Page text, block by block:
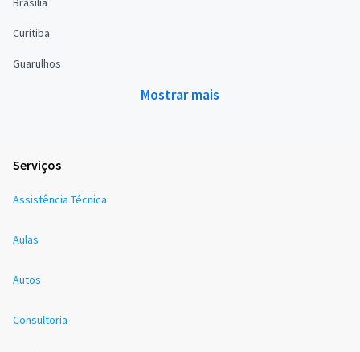
Curitiba
Guarulhos
Mostrar mais
Serviços
Assistência Técnica
Aulas
Autos
Consultoria